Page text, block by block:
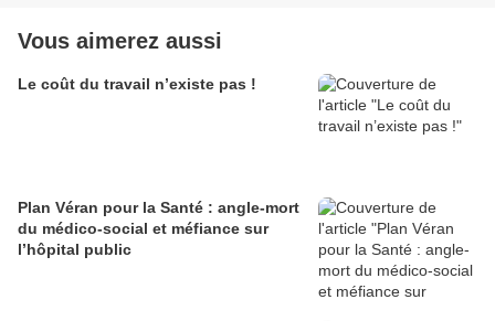
Vous aimerez aussi
Le coût du travail n’existe pas !
Plan Véran pour la Santé : angle-mort
du médico-social et méfiance sur
l’hôpital public